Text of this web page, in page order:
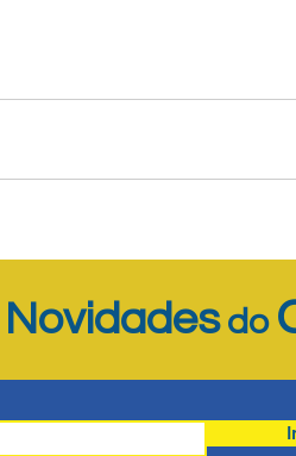
Novidadesdo